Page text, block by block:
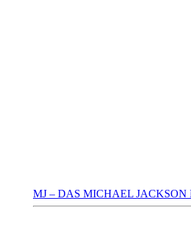
MJ – DAS MICHAEL JACKSON